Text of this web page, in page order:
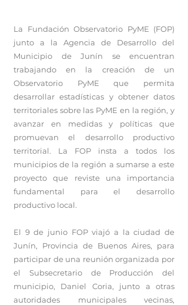
La Fundación Observatorio PyME (FOP)
junto a la Agencia de Desarrollo del
Municipio de Junín se encuentran
trabajando en la creación de un
Observatorio PyME que permita
desarrollar estadísticas y obtener datos
territoriales sobre las PyME en la región, y
avanzar en medidas y políticas que
promuevan el desarrollo productivo
territorial. La FOP insta a todos los
municipios de la región a sumarse a este
proyecto que reviste una importancia
fundamental para el desarrollo
productivo local.
El 9 de junio FOP viajó a la ciudad de
Junín, Provincia de Buenos Aires, para
participar de una reunión organizada por
el Subsecretario de Producción del
municipio, Daniel Coria, junto a otras
autoridades municipales vecinas,